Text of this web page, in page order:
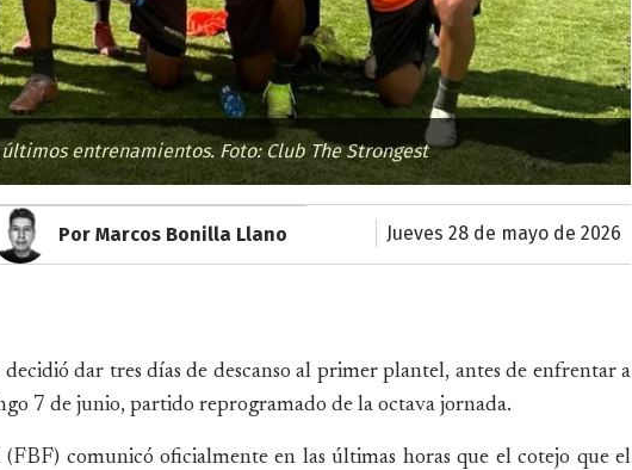
entrenamientos. Foto: Club The Strongest
Por Marcos Bonilla Llano jueves 28 de mayo de 2026
dar tres días de descanso al primer plantel, antes de enfrentar a
7 de junio, partido reprogramado de la octava jornada.
comunicó oficialmente en las últimas horas que el cotejo que el